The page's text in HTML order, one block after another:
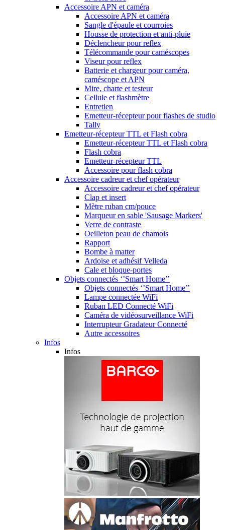
Accessoire APN et caméra
Accessoire APN et caméra
Sangle d'épaule et courroies
Housse de protection et anti-pluie
Déclencheur pour reflex
Télécommande pour caméscopes
Viseur pour reflex
Batterie et chargeur pour caméra,
caméscope et APN
Mire, charte et testeur
Cellule et flashmètre
Entretien
Emetteur-récepteur pour flashes de studio
Tally
Emetteur-récepteur TTL et Flash cobra
Emetteur-récepteur TTL et Flash cobra
Flash cobra
Emetteur-récepteur TTL
Accessoire pour flash cobra
Accessoire cadreur et chef opérateur
Accessoire cadreur et chef opérateur
Clap et insert
Mètre ruban cm/pouce
Marqueur en sable 'Sausage Markers'
Verre de contraste
Oeilleton peau de chamois
Rapport
Bombe à matter
Ardoise et adhésif Velleda
Cale et bloque-portes
Objets connectés ‘’Smart Home’’
Objets connectés ‘’Smart Home’’
Lampe connectée WiFi
Ruban LED Connecté WiFi
Caméra de vidéosurveillance WiFi
Interrupteur Gradateur Connecté
Autre accessoires
Infos
Infos